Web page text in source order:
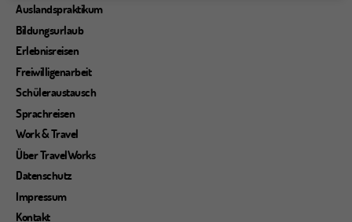
Auslandspraktikum
Bildungsurlaub
Erlebnisreisen
Freiwilligenarbeit
Schüleraustausch
Sprachreisen
Work & Travel
Über TravelWorks
Datenschutz
Impressum
Kontakt